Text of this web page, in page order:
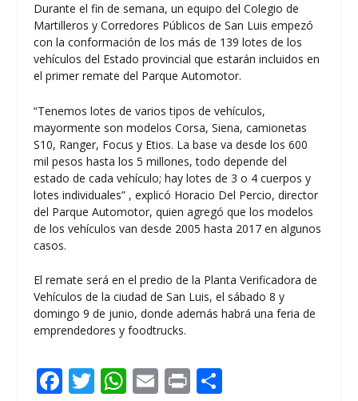
Durante el fin de semana, un equipo del Colegio de
Martilleros y Corredores Públicos de San Luis empezó
con la conformación de los más de 139 lotes de los
vehículos del Estado provincial que estarán incluidos en
el primer remate del Parque Automotor.
“Tenemos lotes de varios tipos de vehículos,
mayormente son modelos Corsa, Siena, camionetas
S10, Ranger, Focus y Etios. La base va desde los 600
mil pesos hasta los 5 millones, todo depende del
estado de cada vehículo; hay lotes de 3 o 4 cuerpos y
lotes individuales” , explicó Horacio Del Percio, director
del Parque Automotor, quien agregó que los modelos
de los vehículos van desde 2005 hasta 2017 en algunos
casos.
El remate será en el predio de la Planta Verificadora de
Vehículos de la ciudad de San Luis, el sábado 8 y
domingo 9 de junio, donde además habrá una feria de
emprendedores y foodtrucks.
F T W E Pr